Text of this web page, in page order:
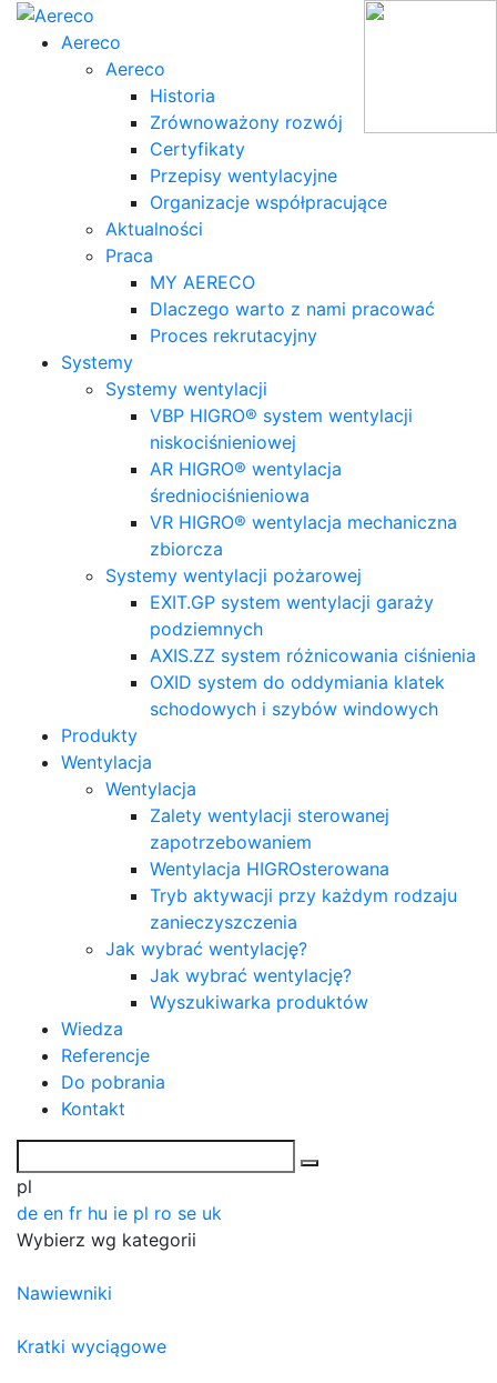
Aereco
Aereco
Historia
Zrównoważony rozwój
Certyfikaty
Przepisy wentylacyjne
Organizacje współpracujące
Aktualności
Praca
MY AERECO
Dlaczego warto z nami pracować
Proces rekrutacyjny
Systemy
Systemy wentylacji
VBP HIGRO® system wentylacji
niskociśnieniowej
AR HIGRO® wentylacja
średniociśnieniowa
VR HIGRO® wentylacja mechaniczna
zbiorcza
Systemy wentylacji pożarowej
EXIT.GP system wentylacji garaży
podziemnych
AXIS.ZZ system różnicowania ciśnienia
OXID system do oddymiania klatek
schodowych i szybów windowych
Produkty
Wentylacja
Wentylacja
Zalety wentylacji sterowanej
zapotrzebowaniem
Wentylacja HIGROsterowana
Tryb aktywacji przy każdym rodzaju
zanieczyszczenia
Jak wybrać wentylację?
Jak wybrać wentylację?
Wyszukiwarka produktów
Wiedza
Referencje
Do pobrania
Kontakt
pl
de en fr hu ie pl ro se uk
Wybierz wg kategorii
Nawiewniki
Kratki wyciągowe